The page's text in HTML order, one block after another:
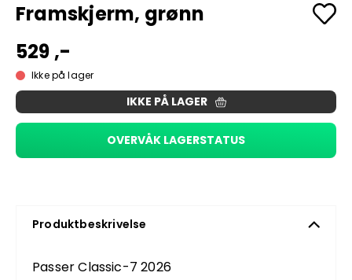
Framskjerm, grønn
529 ,-
Ikke på lager
IKKE PÅ LAGER
OVERVÅK LAGERSTATUS
Produktbeskrivelse
Passer Classic-7 2026